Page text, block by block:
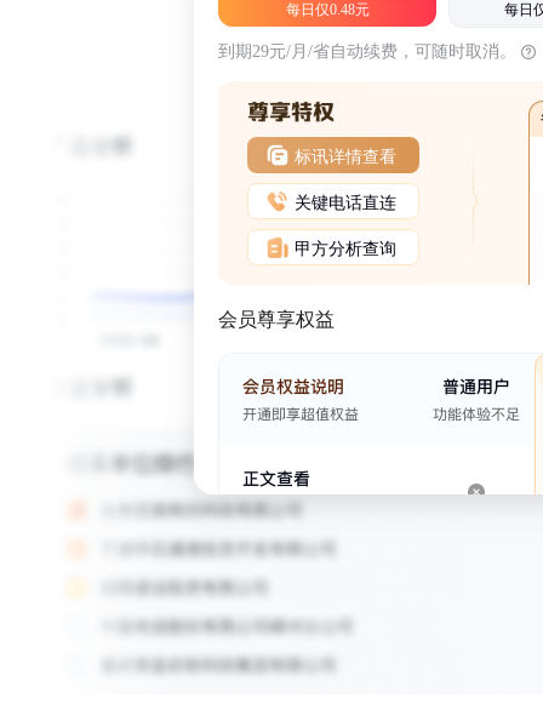
每日仅0.48元 每日
到期29元/月/省自动续费，可随时取消。
标讯详情查看
关键电话直连
甲方分析查询
会员尊享权益